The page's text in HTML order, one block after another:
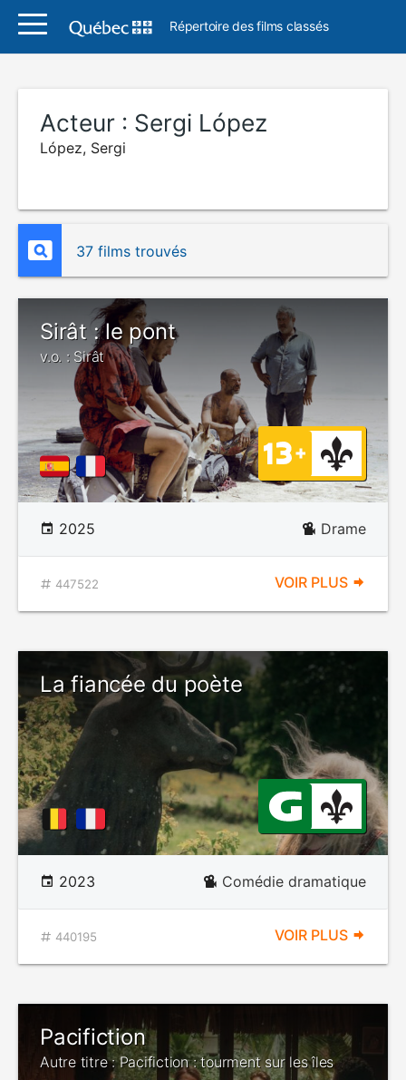
Répertoire des films classés
Acteur : Sergi López
López, Sergi
37 films trouvés
Sirât : le pont
v.o. : Sirât
2025 Drame
447522 VOIR PLUS
La fiancée du poète
2023 Comédie dramatique
440195 VOIR PLUS
Pacifiction
Autre titre : Pacifiction : tourment sur les îles